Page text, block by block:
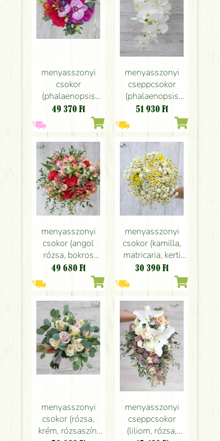
menyasszonyi
csokor
(phalaenopsis
orchidea, kála,
szegfű, rózsa,
színes, tarka, lila)
49 370 Ft
menyasszonyi
cseppcsokor
(phalaenopsis
orchidea, rózsa,
51 930 Ft
menyasszonyi
csokor (angol
rózsa, bokros
rózsa, hypericum,
49 680 Ft
menyasszonyi
csokor (kamilla,
matricaria, kerti
virág, vadvirág,
fehér, sárga)
30 390 Ft
menyasszonyi
csokor (rózsa,
krém, rózsaszín,
menyasszonyi
cseppcsokor
(liliom, rózsa,